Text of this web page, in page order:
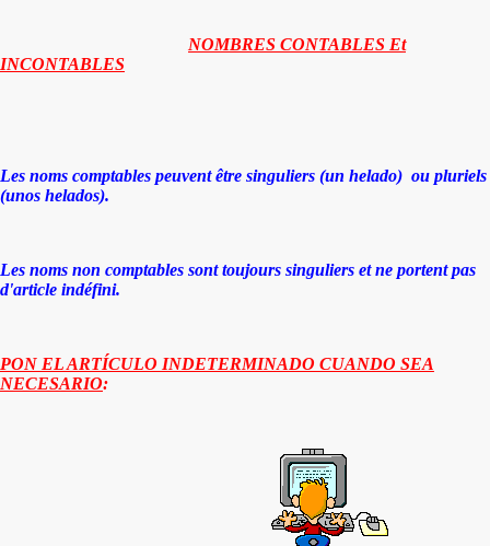
NOMBRES CONTABLES Et
INCONTABLES
Les noms comptables peuvent être singuliers (un helado) ou pluriels
(unos helados).
Les noms non comptables sont toujours singuliers et ne portent pas
d'article indéfini.
PON EL ARTÍCULO INDETERMINADO CUANDO SEA
NECESARIO: